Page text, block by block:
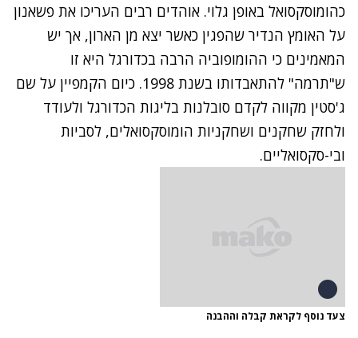
כהומוסקסואל באופן גלוי. אוהדים רבים העריכו את פשאנון
על האומץ הנדיר שהפגין כאשר יצא מן הארון, אך יש
המאמינים כי ההומופוביה הרבה בכדורגל היא זו
ש"תרמה" להתאבדותו בשנת 1998. כיום הקמפיין על שם
ג'סטין מקווה לקדם סובלנות בליגות הכדורגל ולעודד
ולחזק שחקנים ושחקניות הומוסקסואלים, לסביות
ובי-סקסואליים.
צעד נוסף לקראת קבלה וההבנה